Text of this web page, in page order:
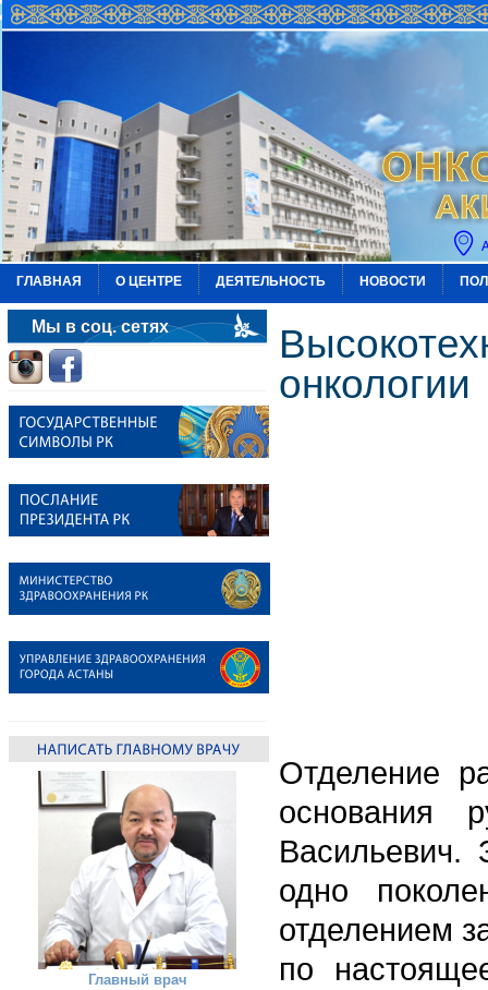
ГЛАВНАЯ О ЦЕНТРЕ ДЕЯТЕЛЬНОСТЬ НОВОСТИ
Мы в соц. сетях
Главный врач
онкологии
Отделение
основания
Васильевич.
одно
отделением
по